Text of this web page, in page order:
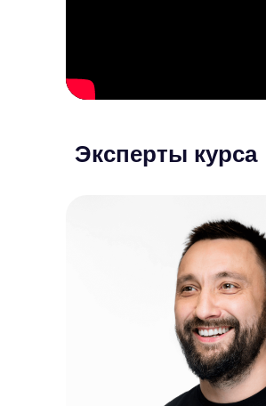
Эксперты курса